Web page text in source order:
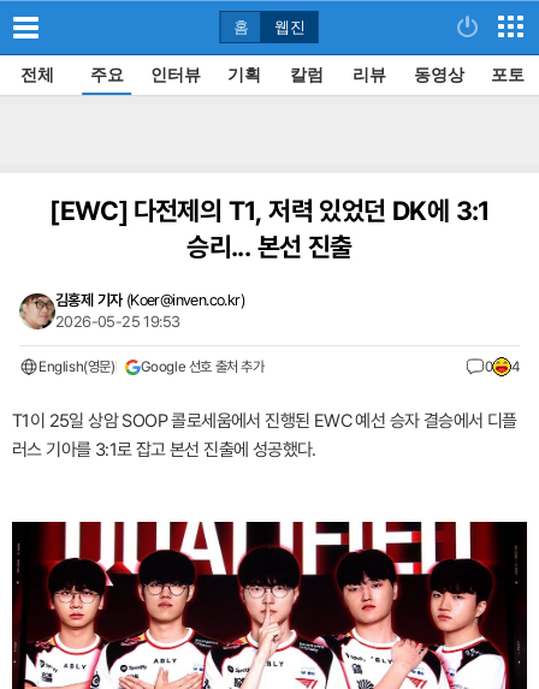
홈 웹진
전체 주요 인터뷰 기획 칼럼 리뷰 동영상 포토
[EWC]다전제의 T1, 저력 있었던 DK에 3:1
승리... 본선 진출
김홍제 기자 (Koer@inven.co.kr)
2026-05-25 19:53
English(영문) Google 선호 출처 추가 0 4
T1이 25일 상암 SOOP 콜로세움에서 진행된 EWC 예선 승자 결승에서 디플
러스 기아를 3:1로 잡고 본선 진출에 성공했다.